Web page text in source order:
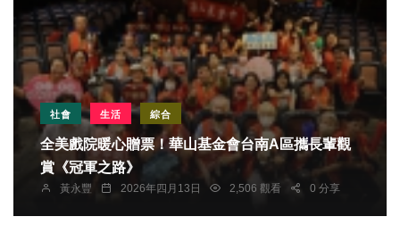
社會 生活 綜合
全美戲院暖心贈票！華山基金會台南A區攜長輩觀
賞《冠軍之路》
黃永豐 2026年四月13日 2,506 觀看 0 分享